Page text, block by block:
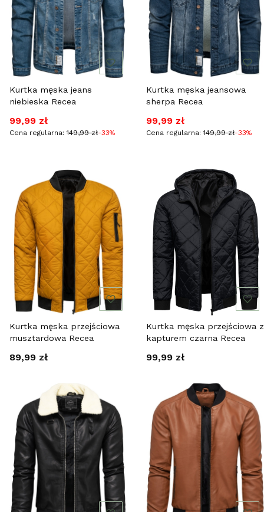
Kurtka męska jeans
niebieska Recea
Cena promocyjna
99,99 zł
Cena regularna: 149,99 zł-33%
Kurtka męska jeansowa
sherpa Recea
Cena promocyjna
99,99 zł
Cena regularna: 149,99 zł-33%
Kurtka męska przejściowa
musztardowa Recea
Cena
89,99 zł
Kurtka męska przejściowa z
kapturem czarna Recea
Cena
99,99 zł